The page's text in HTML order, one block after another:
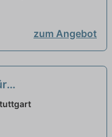
zum Angebot
neu